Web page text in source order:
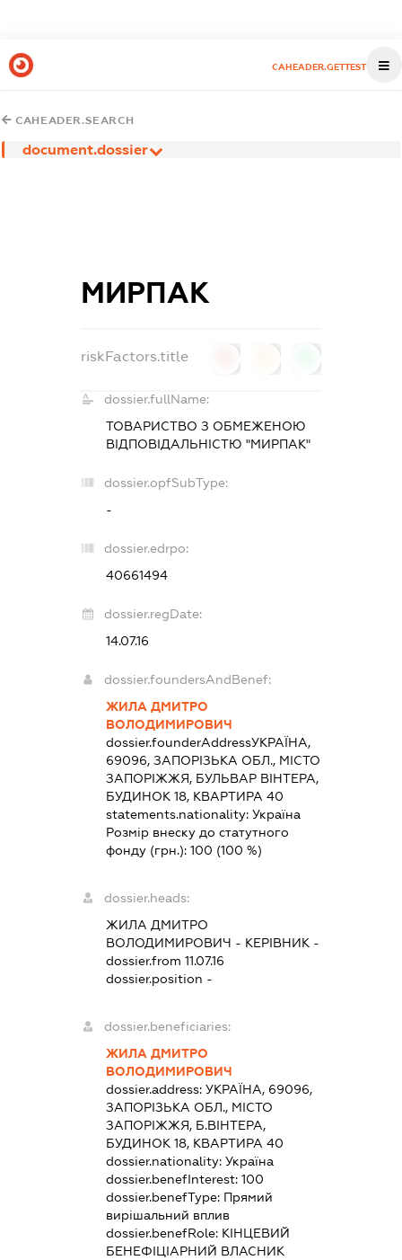
CAHEADER.GETTEST
CAHEADER.SEARCH
document.dossier
МИРПАК
riskFactors.title
dossier.fullName:
ТОВАРИСТВО З ОБМЕЖЕНОЮ
ВІДПОВІДАЛЬНІСТЮ "МИРПАК"
dossier.opfSubType:
-
dossier.edrpo:
40661494
dossier.regDate:
14.07.16
dossier.foundersAndBenef:
ЖИЛА ДМИТРО
ВОЛОДИМИРОВИЧ
dossier.founderAddressУКРАЇНА,
69096, ЗАПОРІЗЬКА ОБЛ., МІСТО
ЗАПОРІЖЖЯ, БУЛЬВАР ВІНТЕРА,
БУДИНОК 18, КВАРТИРА 40
statements.nationality:Україна
Розмір внеску до статутного
фонду (грн.):100 (100 %)
dossier.heads:
ЖИЛА ДМИТРО
ВОЛОДИМИРОВИЧ - КЕРІВНИК -
dossier.from 11.07.16
dossier.position -
dossier.beneficiaries:
ЖИЛА ДМИТРО
ВОЛОДИМИРОВИЧ
dossier.address:УКРАЇНА, 69096,
ЗАПОРІЗЬКА ОБЛ., МІСТО
ЗАПОРІЖЖЯ, Б.ВІНТЕРА,
БУДИНОК 18, КВАРТИРА 40
dossier.nationality:Україна
dossier.benefInterest:100
dossier.benefType: Прямий
вирішальний вплив
dossier.benefRole: КІНЦЕВИЙ
БЕНЕФІЦІАРНИЙ ВЛАСНИК